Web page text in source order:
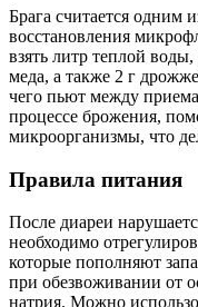
Брага считается одним
восстановления
взять литр теплой
меда, а также 2 г
чего пьют между
процессе брожения,
микроорганизмы, что
Правила питания
После диареи
необходимо
которые пополняют
при обезвоживании от
натрия. Можно